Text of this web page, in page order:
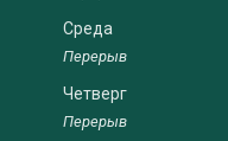
Среда
Четверг